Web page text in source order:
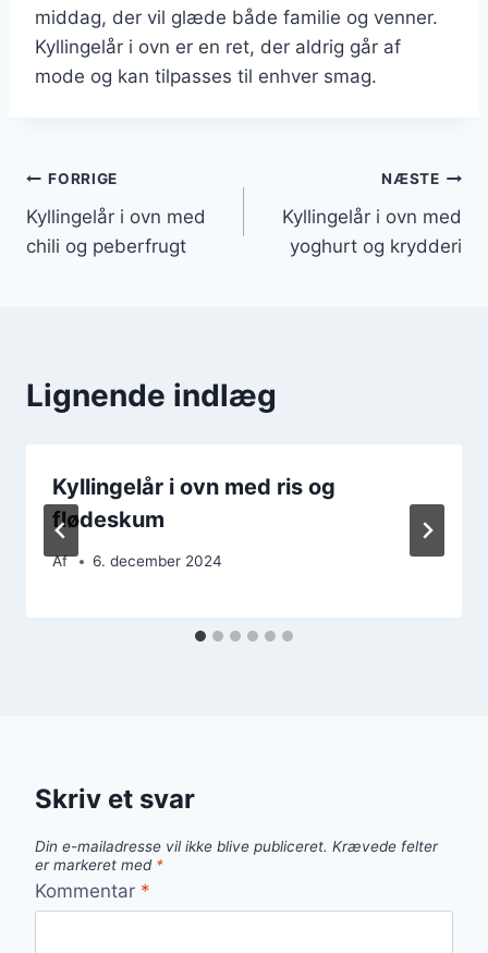
middag, der vil glæde både familie og venner.
Kyllingelår i ovn er en ret, der aldrig går af
mode og kan tilpasses til enhver smag.
Indlægsnavigation
FORRIGE
Kyllingelår i ovn med
chili og peberfrugt
NÆSTE
Kyllingelår i ovn med
yoghurt og krydderi
Lignende indlæg
Kyllingelår i ovn med ris og
flødeskum
Af 6. december 2024
Skriv et svar
Din e-mailadresse vil ikke blive publiceret. Krævede felter
er markeret med *
Kommentar *